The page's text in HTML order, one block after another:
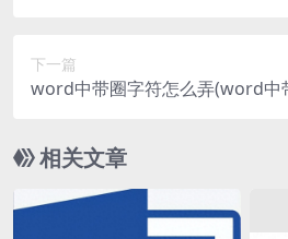
下一篇
word中带圈字符怎么弄(word中
相关文章